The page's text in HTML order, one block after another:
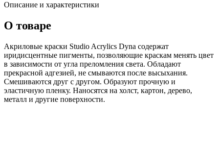
Описание и характеристики
О товаре
Акриловые краски Studio Acrylics Dyna содержат
иридисцентные пигменты, позволяющие краскам менять цвет
в зависимости от угла преломления света. Обладают
прекрасной адгезией, не смываются после высыхания.
Смешиваются друг с другом. Образуют прочную и
эластичную пленку. Наносятся на холст, картон, дерево,
металл и другие поверхности.